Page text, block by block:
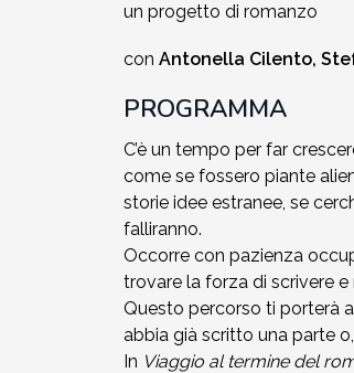
un progetto di romanzo
con Antonella Cilento,
PROGRAMMA
C’è un tempo per far
come se fossero piante
storie idee estranee, se
falliranno.
Occorre con pazienza
trovare la forza di scrivere e
Questo percorso ti porterà
abbia già scritto una parte
In Viaggio al termine del
Dal 1993 al 2000